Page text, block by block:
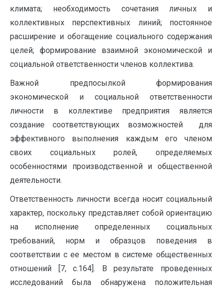
климата; необходимость сочетания личных и
коллективных перспективных линий; постоянное
расширение и обогащение социального содержания
целей; формирование взаимной экономической и
социальной ответственности членов коллектива.
Важной предпосылкой формирования
экономической и социальной ответственности
личности в коллективе предприятия является
создание соответствующих возможностей для
эффективного выполнения каждым его членом
своих социальных ролей, определяемых
особенностями производственной и общественной
деятельности.
Ответственность личности всегда носит социальный
характер, поскольку представляет собой ориентацию
на исполнение определенных социальных
требований, норм и образцов поведения в
соответствии с ее местом в системе общественных
отношений [7, с.164]. В результате проведенных
исследований была обнаружена положительная